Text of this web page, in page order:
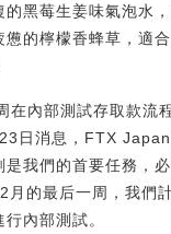
的黑莓生姜味氣泡水
的檸檬香蜂草，適
在內部測試存取款流
日消息，FTX
我們的首要任務，
月的最后一周，我們
內部測試。